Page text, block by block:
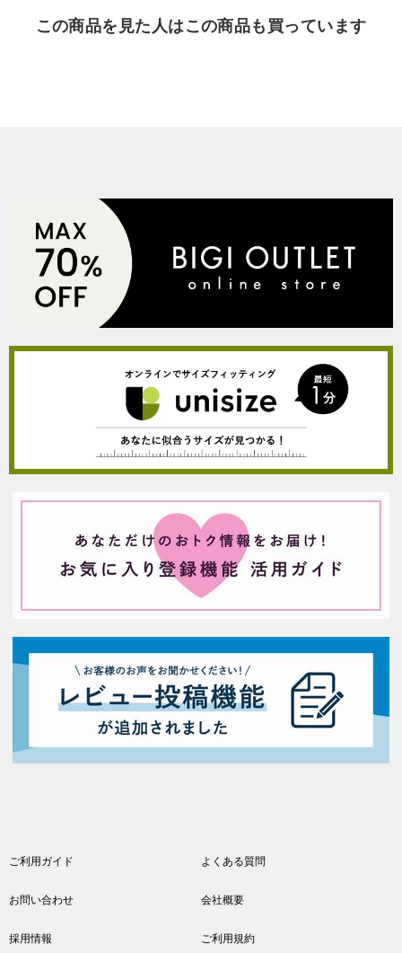
この商品を見た人はこの商品も買っています
ご利用ガイド よくある質問
お問い合わせ 会社概要
採用情報 ご利用規約